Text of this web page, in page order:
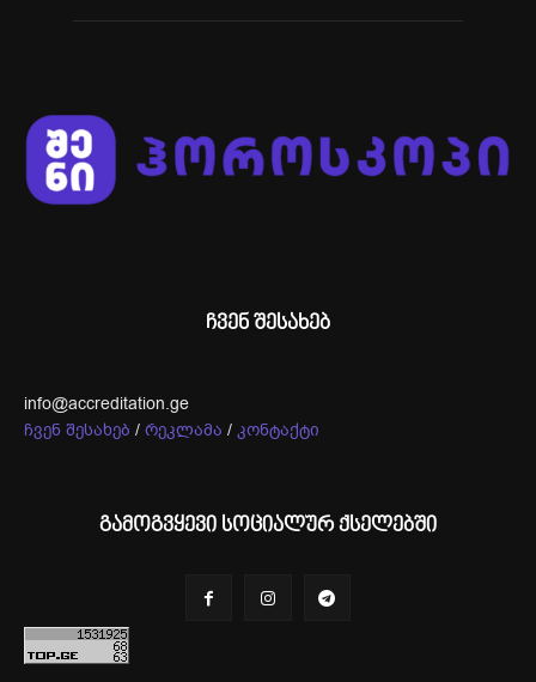
ჩვენ შესახებ
info@accreditation.ge
ჩვენ შესახებ / რეკლამა / კონტაქტი
გამოგვყევი სოციალურ ქსელებში